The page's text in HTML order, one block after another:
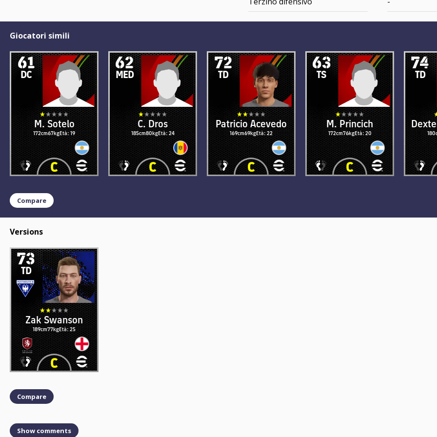
Giocatori simili
61
DC
M. Sotelo
172cm67kgEtà: 19
62
MED
C. Dros
185cm80kgEtà: 24
72
TD
Patricio Acevedo
169cm69kgEtà: 22
63
TS
M. Princich
172cm76kgEtà: 20
74
TD
Compare
Versions
73
TD
Zak Swanson
189cm77kgEtà: 25
Compare
Show comments